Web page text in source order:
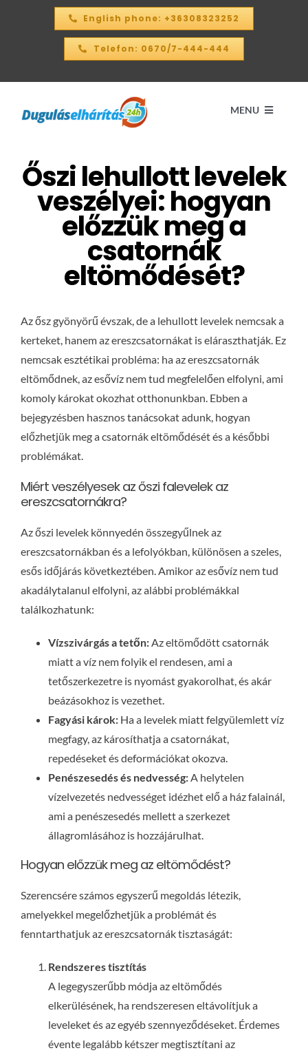
English phone: +36308323252
Telefon: 0670/7-444-444
MENU
Kezdőlap
ÁRKALKULÁTOR – 2026
SZOLGÁLTATÁSAINK
Őszi lehullott levelek
veszélyei: hogyan
előzzük meg a
csatornák
eltömődését?
Az ősz gyönyörű évszak, de a lehullott levelek nemcsak a
kerteket, hanem az ereszcsatornákat is eláraszthatják. Ez
nemcsak esztétikai probléma: ha az ereszcsatornák
eltömődnek, az esővíz nem tud megfelelően elfolyni, ami
komoly károkat okozhat otthonunkban. Ebben a
bejegyzésben hasznos tanácsokat adunk, hogyan
előzhetjük meg a csatornák eltömődését és a későbbi
problémákat.
Miért veszélyesek az őszi falevelek az
ereszcsatornákra?
Az őszi levelek könnyedén összegyűlnek az
ereszcsatornákban és a lefolyókban, különösen a szeles,
esős időjárás következtében. Amikor az esővíz nem tud
akadálytalanul elfolyni, az alábbi problémákkal
találkozhatunk:
Vízszivárgás a tetőn:Az eltömődött csatornák
miatt a víz nem folyik el rendesen, ami a
tetőszerkezetre is nyomást gyakorolhat, és akár
beázásokhoz is vezethet.
Fagyási károk:Ha a levelek miatt felgyülemlett víz
megfagy, az károsíthatja a csatornákat,
repedéseket és deformációkat okozva.
Penészesedés és nedvesség:A helytelen
vízelvezetés nedvességet idézhet elő a ház falainál,
ami a penészesedés mellett a szerkezet
állagromlásához is hozzájárulhat.
Hogyan előzzük meg az eltömődést?
Szerencsére számos egyszerű megoldás létezik,
amelyekkel megelőzhetjük a problémát és
fenntarthatjuk az ereszcsatornák tisztaságát:
Rendszeres tisztítás
A legegyszerűbb módja az eltömődés
elkerülésének, ha rendszeresen eltávolítjuk a
leveleket és az egyéb szennyeződéseket. Érdemes
évente legalább kétszer megtisztítani az